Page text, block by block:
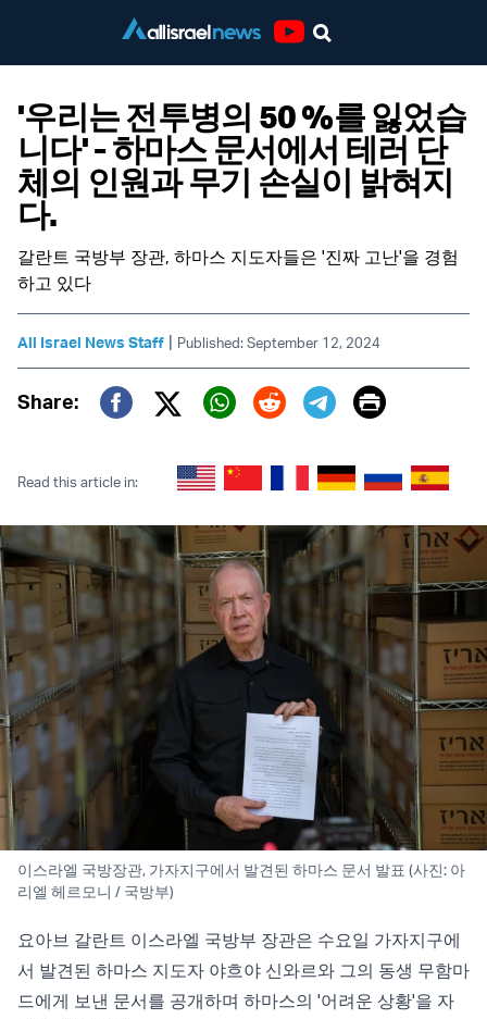
'우리는 전투병의 50 %를 잃었습
니다' - 하마스 문서에서 테러 단
체의 인원과 무기 손실이 밝혀지
다.
갈란트 국방부 장관, 하마스 지도자들은 '진짜 고난'을 경험
하고 있다
All Israel News Staff | Published: September 12, 2024
Share:
Twitter (X)
Print
Read this article in:
이스라엘 국방장관, 가자지구에서 발견된 하마스 문서 발표 (사진: 아
리엘 헤르모니 / 국방부)
요아브 갈란트 이스라엘 국방부 장관은 수요일 가자지구에
서 발견된 하마스 지도자 야흐야 신와르와 그의 동생 무함마
드에게 보낸 문서를 공개하며 하마스의 '어려운 상황'을 자